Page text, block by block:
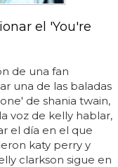
el 'You're
de una fan
una de las baladas
de shania twain,
voz de kelly hablar,
el día en el que
katy perry y
clarkson sigue en